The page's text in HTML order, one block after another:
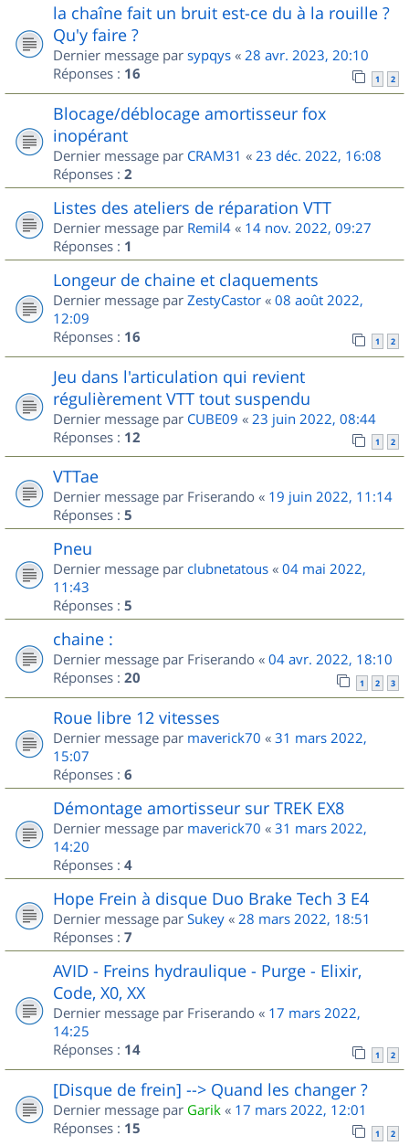
la chaîne fait un bruit est-ce du à la rouille ?
Qu'y faire ?
Dernier message par sypqys « 28 avr. 2023, 20:10
Réponses : 16 1 2
Blocage/déblocage amortisseur fox
inopérant
Dernier message par CRAM31 « 23 déc. 2022, 16:08
Réponses : 2
Listes des ateliers de réparation VTT
Dernier message par Remil4 « 14 nov. 2022, 09:27
Réponses : 1
Longeur de chaine et claquements
Dernier message par ZestyCastor « 08 août 2022,
12:09
Réponses : 16 1 2
Jeu dans l'articulation qui revient
régulièrement VTT tout suspendu
Dernier message par CUBE09 « 23 juin 2022, 08:44
Réponses : 12 1 2
VTTae
Dernier message par Friserando « 19 juin 2022, 11:14
Réponses : 5
Pneu
Dernier message par clubnetatous « 04 mai 2022,
11:43
Réponses : 5
chaine :
Dernier message par Friserando « 04 avr. 2022, 18:10
Réponses : 20 1 2 3
Roue libre 12 vitesses
Dernier message par maverick70 « 31 mars 2022,
15:07
Réponses : 6
Démontage amortisseur sur TREK EX8
Dernier message par maverick70 « 31 mars 2022,
14:20
Réponses : 4
Hope Frein à disque Duo Brake Tech 3 E4
Dernier message par Sukey « 28 mars 2022, 18:51
Réponses : 7
AVID - Freins hydraulique - Purge - Elixir,
Code, X0, XX
Dernier message par Friserando « 17 mars 2022,
14:25
Réponses : 14 1 2
[Disque de frein] --> Quand les changer ?
Dernier message par Garik « 17 mars 2022, 12:01
Réponses : 15 1 2